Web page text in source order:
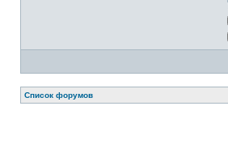
Список форумов